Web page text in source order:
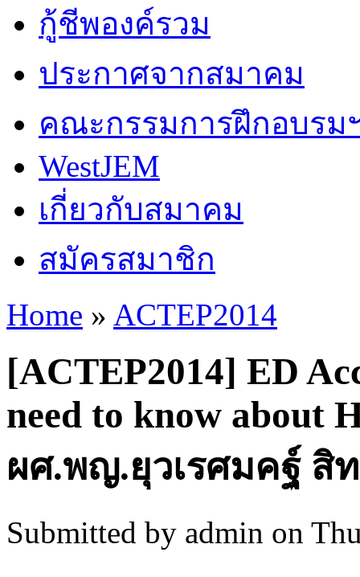
กู้ชีพองค์รวม
ประกาศจากสมาคม
คณะกรรมการฝึกอบรม
WestJEM
เกี่ยวกับสมาคม
สมัครสมาชิก
You are here
Home » ACTEP2014
[ACTEP2014] ED
need to know about
ผศ.พญ.ยุวเรศมคฐ์
Submitted by admin on